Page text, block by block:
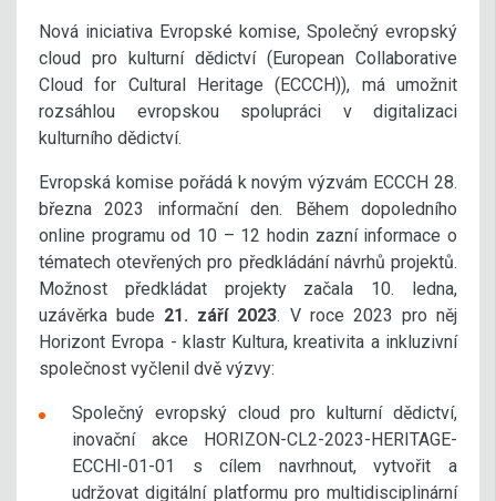
Nová iniciativa Evropské komise, Společný evropský
cloud pro kulturní dědictví (European Collaborative
Cloud for Cultural Heritage (ECCCH)), má umožnit
rozsáhlou evropskou spolupráci v digitalizaci
kulturního dědictví.
Evropská komise pořádá k novým výzvám ECCCH 28.
března 2023 informační den. Během dopoledního
online programu od 10 – 12 hodin zazní informace o
tématech otevřených pro předkládání návrhů projektů.
Možnost předkládat projekty začala 10. ledna,
uzávěrka bude 21. září 2023. V roce 2023 pro něj
Horizont Evropa - klastr Kultura, kreativita a inkluzivní
společnost vyčlenil dvě výzvy:
Společný evropský cloud pro kulturní dědictví,
inovační akce HORIZON-CL2-2023-HERITAGE-
ECCHI-01-01 s cílem navrhnout, vytvořit a
udržovat digitální platformu pro multidisciplinární